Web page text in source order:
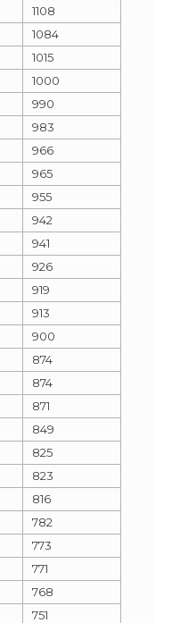
1108
1084
1015
1000
990
983
966
965
955
942
941
926
919
913
900
874
874
871
849
825
823
816
782
773
771
768
751